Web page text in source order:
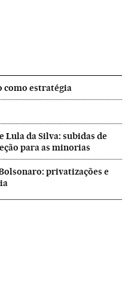
como estratégia
da Silva: subidas de
para as minorias
privatizações e